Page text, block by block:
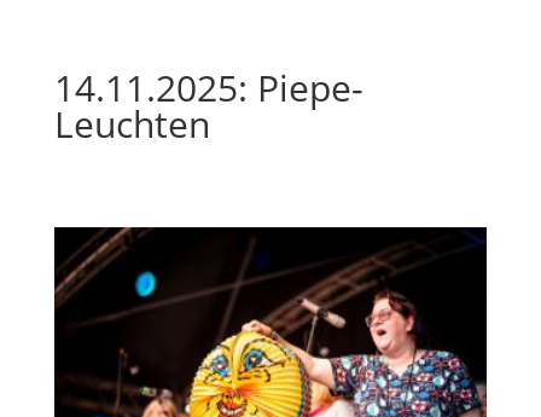
14.11.2025: Piepe-
Leuchten